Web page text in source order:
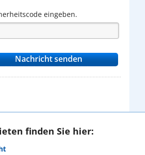
eingeben.
finden Sie hier: